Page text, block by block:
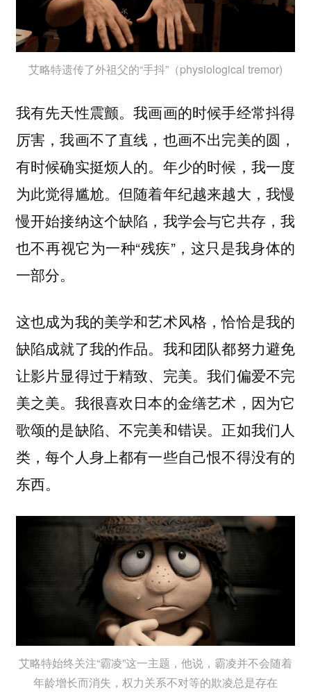
艾略特遗传了外祖父的“手抖”（physiological tremor)
我有先天性震颤。我画画的时候手经常抖得
厉害，我画不了直线，也画不出完美的圆，
有时候确实挺烦人的。年少的时候，我一度
为此觉得尴尬。但随着年纪越来越大，我慢
慢开始接纳这个缺陷，我学会与它共存，我
也不再视它为一种“残疾”，这只是我身体的
一部分。
这也成为我的美学和艺术风格，恰恰是我的
缺陷成就了我的作品。我和团队都努力避免
让影片显得过于精致、完美。我们偏爱不完
美之美。我很喜欢日本的金缮艺术，因为它
歌颂的是缺陷、不完美和错误。正如我们人
类，每个人身上都有一些自己恨不得没有的
东西。
艾略特始终关注“霸凌”这一主题，他说，霸凌并不会随着
年龄增长而消失，权力关系不对等的欺凌总是存在